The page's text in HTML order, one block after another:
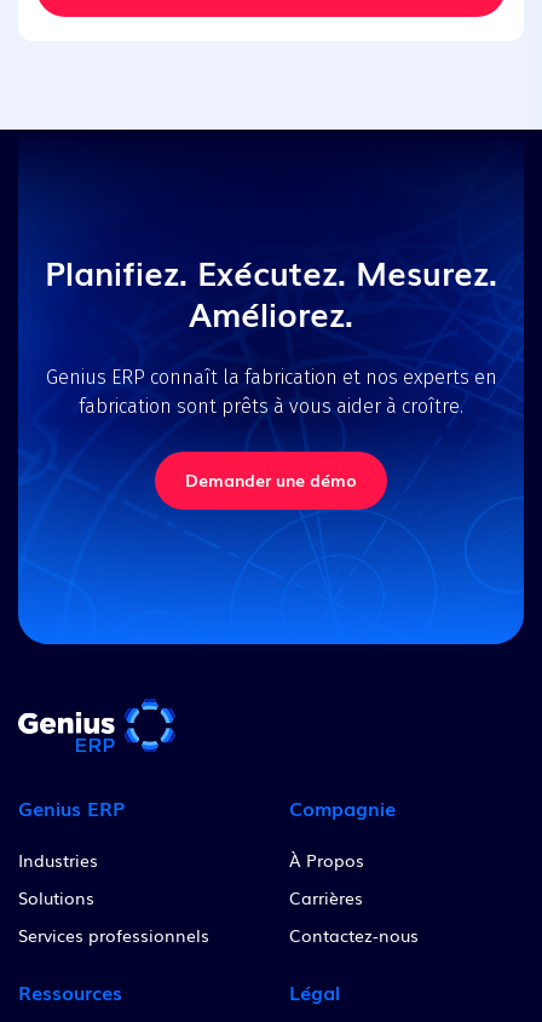
Planifiez. Exécutez. Mesurez.
Améliorez.
Genius ERP connaît la fabrication et nos experts en
fabrication sont prêts à vous aider à croître.
Demander une démo
Genius ERP
Industries
Solutions
Services professionnels
Compagnie
À Propos
Carrières
Contactez-nous
Ressources Légal